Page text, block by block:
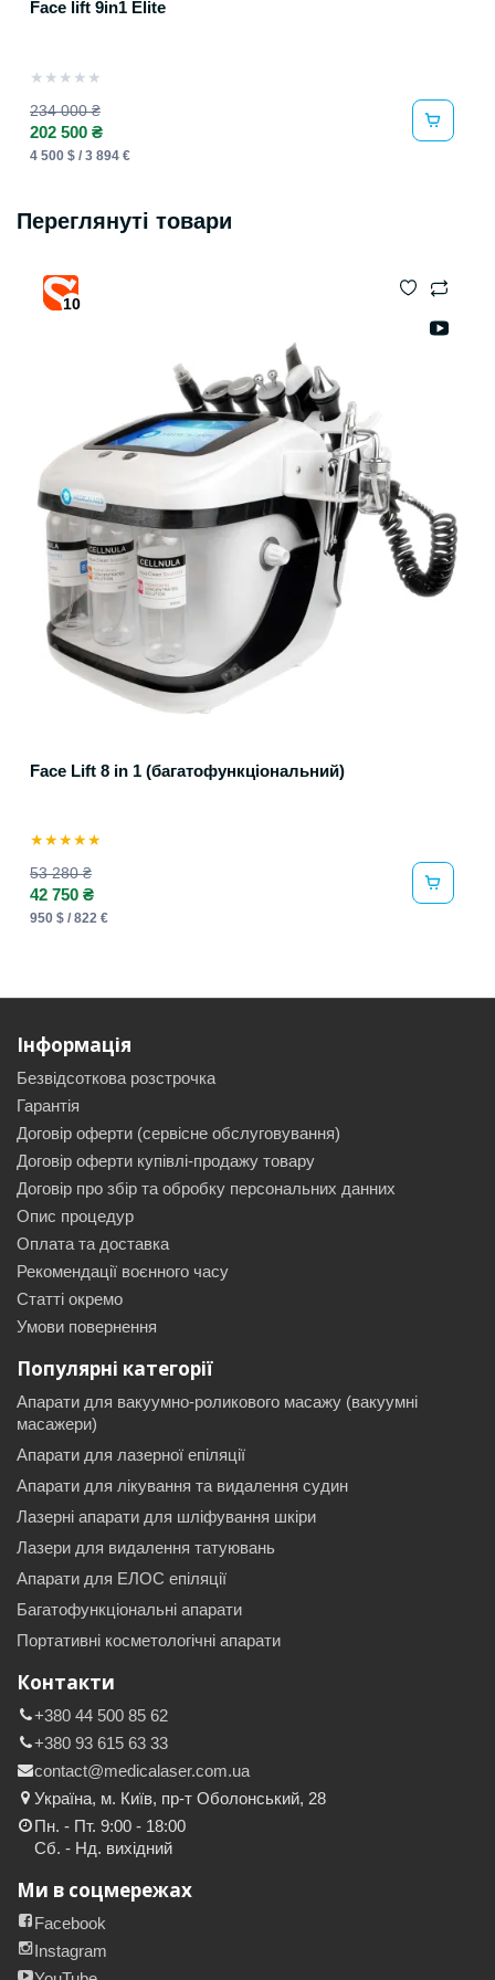
Face lift 9in1 Elite
★ ★ ★ ★ ★
234 000 ₴
202 500 ₴
4 500 $ / 3 894 €
Переглянуті товари
10
Face Lift 8 in 1 (багатофункціональний)
★★★★★
53 280 ₴
42 750 ₴
950 $ / 822 €
Інформація
Безвідсоткова розстрочка
Гарантія
Договір оферти (сервісне обслуговування)
Договір оферти купівлі-продажу товару
Договір про збір та обробку персональних данних
Опис процедур
Оплата та доставка
Рекомендації воєнного часу
Статті окремо
Умови повернення
Популярні категорії
Апарати для вакуумно-роликового масажу (вакуумні
масажери)
Апарати для лазерної епіляції
Апарати для лікування та видалення судин
Лазерні апарати для шліфування шкіри
Лазери для видалення татуювань
Апарати для ЕЛОС епіляції
Багатофункціональні апарати
Портативні косметологічні апарати
Контакти
+380 44 500 85 62
+380 93 615 63 33
contact@medicalaser.com.ua
Україна, м. Київ, пр-т Оболонський, 28
Пн. - Пт. 9:00 - 18:00
Сб. - Нд. вихідний
Ми в соцмережах
Facebook
Instagram